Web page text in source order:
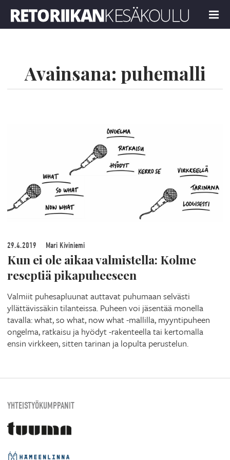
MENU
Avainsana: puhemalli
29.4.2019 Mari Kiviniemi
Kun ei ole aikaa valmistella: Kolme
reseptiä pikapuheeseen
Valmiit puhesapluunat auttavat puhumaan selvästi
yllättävissäkin tilanteissa. Puheen voi jäsentää monella
tavalla: what, so what, now what -mallilla, myyntipuheen
ongelma, ratkaisu ja hyödyt -rakenteella tai kertomalla
ensin virkkeen, sitten tarinan ja lopulta perustelun.
YHTEISTYÖKUMPPANIT